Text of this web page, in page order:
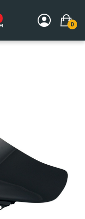
0
Szyby
Szyby